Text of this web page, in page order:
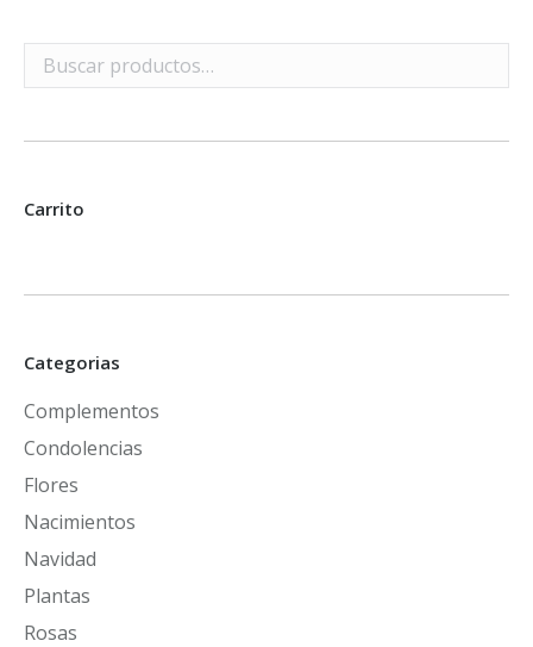
Carrito
Categorias
Complementos
Condolencias
Flores
Nacimientos
Navidad
Plantas
Rosas